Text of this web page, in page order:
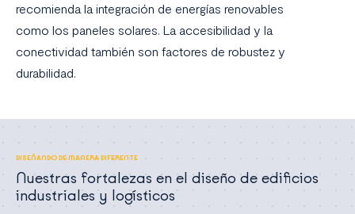
recomienda la integración de energías renovables
como los paneles solares. La accesibilidad y la
conectividad también son factores de robustez y
durabilidad.
DISEÑANDO DE MANERA DIFERENTE
Nuestras fortalezas en el diseño de edificios
industriales y logísticos